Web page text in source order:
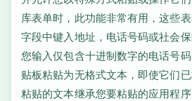
库表单时，此功能非常有用，这些
字段中键入地址，电话号码或社会
您输入仅包含十进制数字的电话号
贴板粘贴为无格式文本，即使它们
粘贴的文本继承您要粘贴的应用程